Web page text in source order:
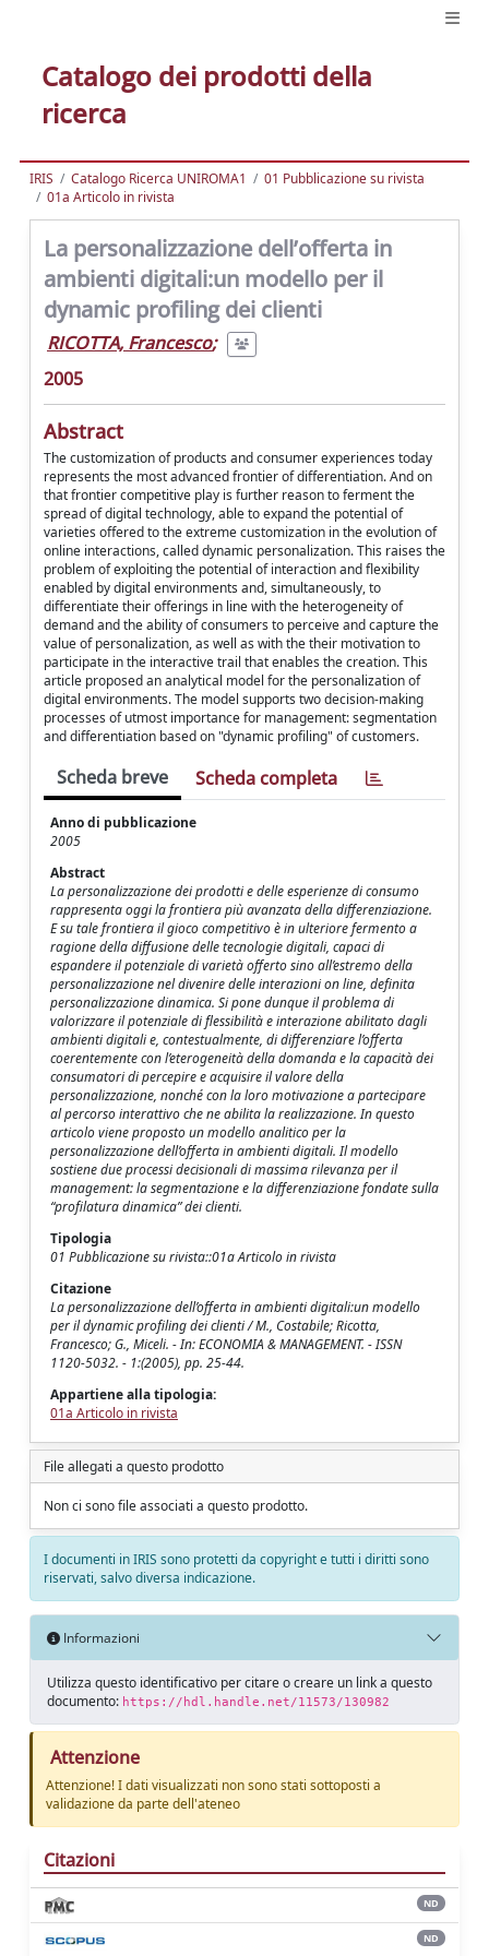
Catalogo dei prodotti della
ricerca
IRIS Catalogo Ricerca UNIROMA1
01 Pubblicazione su rivista
01a Articolo in rivista
La personalizzazione dell’offerta in
ambienti digitali:un modello per il
dynamic profiling dei clienti
RICOTTA, Francesco;
2005
Abstract
The customization of products and consumer experiences today
represents the most advanced frontier of differentiation. And on
that frontier competitive play is further reason to ferment the
spread of digital technology, able to expand the potential of
varieties offered to the extreme customization in the evolution of
online interactions, called dynamic personalization. This raises the
problem of exploiting the potential of interaction and flexibility
enabled by digital environments and, simultaneously, to
differentiate their offerings in line with the heterogeneity of
demand and the ability of consumers to perceive and capture the
value of personalization, as well as with the their motivation to
participate in the interactive trail that enables the creation. This
article proposed an analytical model for the personalization of
digital environments. The model supports two decision-making
processes of utmost importance for management: segmentation
and differentiation based on "dynamic profiling" of customers.
Scheda breve Scheda completa
Anno di pubblicazione
2005
Abstract
La personalizzazione dei prodotti e delle esperienze di consumo
rappresenta oggi la frontiera più avanzata della differenziazione.
E su tale frontiera il gioco competitivo è in ulteriore fermento a
ragione della diffusione delle tecnologie digitali, capaci di
espandere il potenziale di varietà offerto sino all’estremo della
personalizzazione nel divenire delle interazioni on line, definita
personalizzazione dinamica. Si pone dunque il problema di
valorizzare il potenziale di flessibilità e interazione abilitato dagli
ambienti digitali e, contestualmente, di differenziare l’offerta
coerentemente con l’eterogeneità della domanda e la capacità dei
consumatori di percepire e acquisire il valore della
personalizzazione, nonché con la loro motivazione a partecipare
al percorso interattivo che ne abilita la realizzazione. In questo
articolo viene proposto un modello analitico per la
personalizzazione dell’offerta in ambienti digitali. Il modello
sostiene due processi decisionali di massima rilevanza per il
management: la segmentazione e la differenziazione fondate sulla
“profilatura dinamica” dei clienti.
Tipologia
01 Pubblicazione su rivista::01a Articolo in rivista
Citazione
La personalizzazione dell’offerta in ambienti digitali:un modello
per il dynamic profiling dei clienti / M., Costabile; Ricotta,
Francesco; G., Miceli. - In: ECONOMIA & MANAGEMENT. - ISSN
1120-5032. - 1:(2005), pp. 25-44.
Appartiene alla tipologia:
01a Articolo in rivista
File allegati a questo prodotto
Non ci sono file associati a questo prodotto.
I documenti in IRIS sono protetti da copyright e tutti i diritti sono
riservati, salvo diversa indicazione.
Informazioni
Utilizza questo identificativo per citare o creare un link a questo
documento: https://hdl.handle.net/11573/130982
Attenzione
Attenzione! I dati visualizzati non sono stati sottoposti a
validazione da parte dell'ateneo
Citazioni
ND
ND